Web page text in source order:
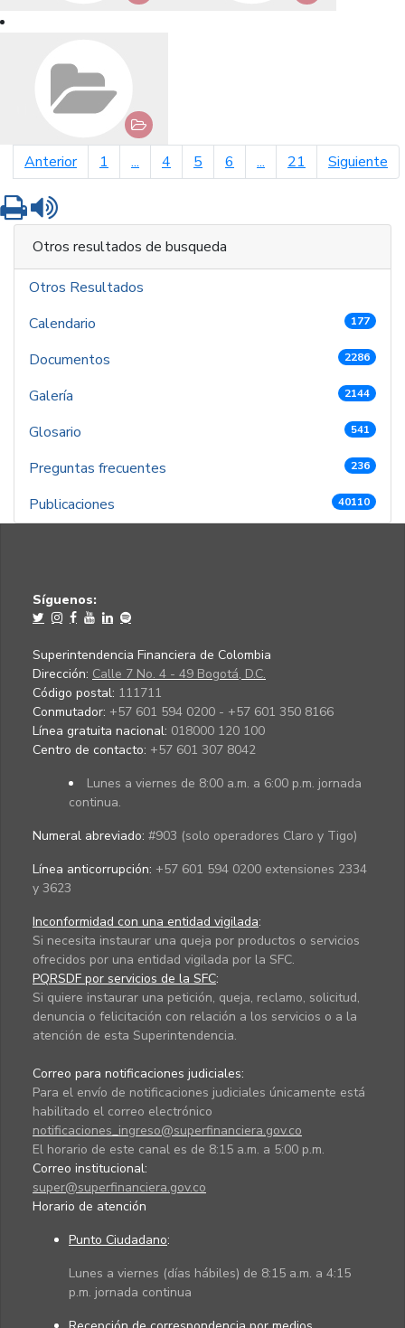
Anteriorpágina anterior
1 ... 4 5 6 ... 21 Siguiente
Imprimir
Otros resultados de busqueda
Otros Resultados
Calendario
177
Documentos 2286
Galería 2144
Glosario 541
Preguntas frecuentes 236
Publicaciones 40110
Síguenos:
Superintendencia Financiera de Colombia
Dirección: Calle 7 No. 4 - 49 Bogotá, D.C.
Código postal: 111711
Conmutador: +57 601 594 0200 - +57 601 350 8166
Línea gratuita nacional: 018000 120 100
Centro de contacto: +57 601 307 8042
Lunes a viernes de 8:00 a.m. a 6:00 p.m. jornada
continua.
Numeral abreviado: #903 (solo operadores Claro y Tigo)
Línea anticorrupción: +57 601 594 0200 extensiones 2334
y 3623
Inconformidad con una entidad vigilada:
Si necesita instaurar una queja por productos o servicios
ofrecidos por una entidad vigilada por la SFC.
PQRSDF por servicios de la SFC:
Si quiere instaurar una petición, queja, reclamo, solicitud,
denuncia o felicitación con relación a los servicios o a la
atención de esta Superintendencia.
Correo para notificaciones judiciales:
Para el envío de notificaciones judiciales únicamente está
habilitado el correo electrónico
notificaciones_ingreso@superfinanciera.gov.co
El horario de este canal es de 8:15 a.m. a 5:00 p.m.
Correo institucional:
super@superfinanciera.gov.co
Horario de atención
Punto Ciudadano:
Lunes a viernes (días hábiles) de 8:15 a.m. a 4:15
p.m. jornada continua